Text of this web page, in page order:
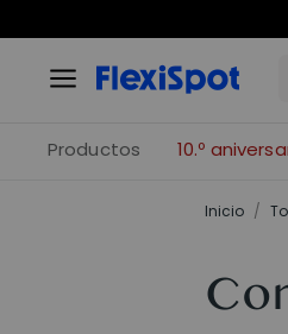
Productos 10.º
Inicio /